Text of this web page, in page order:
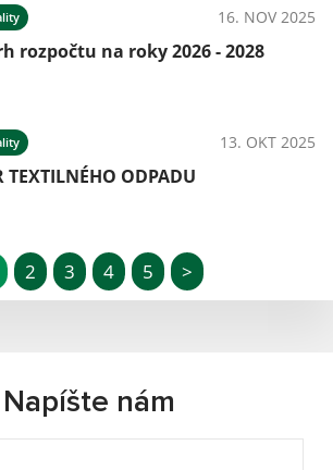
16. NOV 2025
rozpočtu na roky 2026 - 2028
13. OKT 2025
TEXTILNÉHO ODPADU
2 3 4 5 >
Napíšte nám